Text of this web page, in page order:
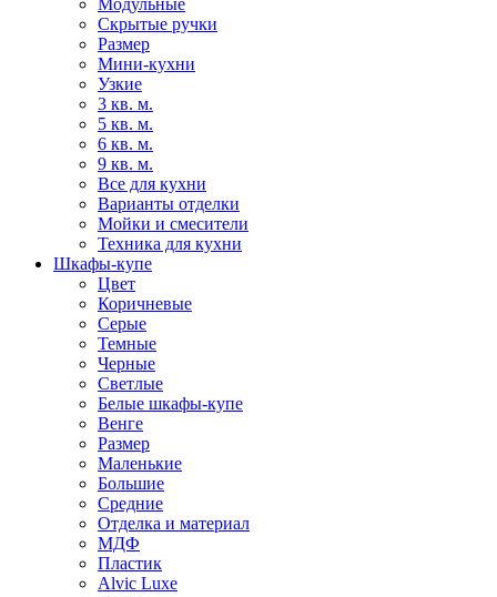
Модульные
Скрытые ручки
Размер
Мини-кухни
Узкие
3 кв. м.
5 кв. м.
6 кв. м.
9 кв. м.
Все для кухни
Варианты отделки
Мойки и смесители
Техника для кухни
Шкафы-купе
Цвет
Коричневые
Серые
Темные
Черные
Светлые
Белые шкафы-купе
Венге
Размер
Маленькие
Большие
Средние
Отделка и материал
МДФ
Пластик
Alvic Luxe